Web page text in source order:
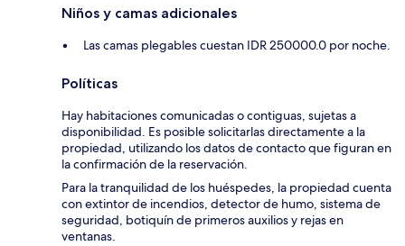
Niños y camas adicionales
Las camas plegables cuestan IDR 250000.0 por noche.
Políticas
Hay habitaciones comunicadas o contiguas, sujetas a
disponibilidad. Es posible solicitarlas directamente a la
propiedad, utilizando los datos de contacto que figuran en
la confirmación de la reservación.
Para la tranquilidad de los huéspedes, la propiedad cuenta
con extintor de incendios, detector de humo, sistema de
seguridad, botiquín de primeros auxilios y rejas en
ventanas.